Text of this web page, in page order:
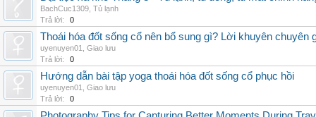
BachCuc1309 Tủ lạnh
Trả lời:
0
Thoái hóa đốt sống cổ nên bổ sung gì? Lời khuyên chuyên
uyenuyen01
Giao lưu
Trả lời:
0
Hướng dẫn bài tập yoga thoái hóa đốt sống cổ phục hồi
uyenuyen01
Giao lưu
Trả lời:
0